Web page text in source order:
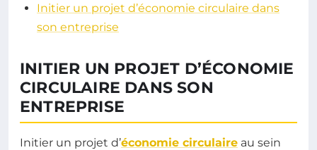
Initier un projet d’économie circulaire dans
son entreprise
INITIER UN PROJET D’ÉCONOMIE
CIRCULAIRE DANS SON
ENTREPRISE
Initier un projet d’économie circulaire au sein